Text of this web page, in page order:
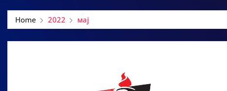
Home 2022 мај